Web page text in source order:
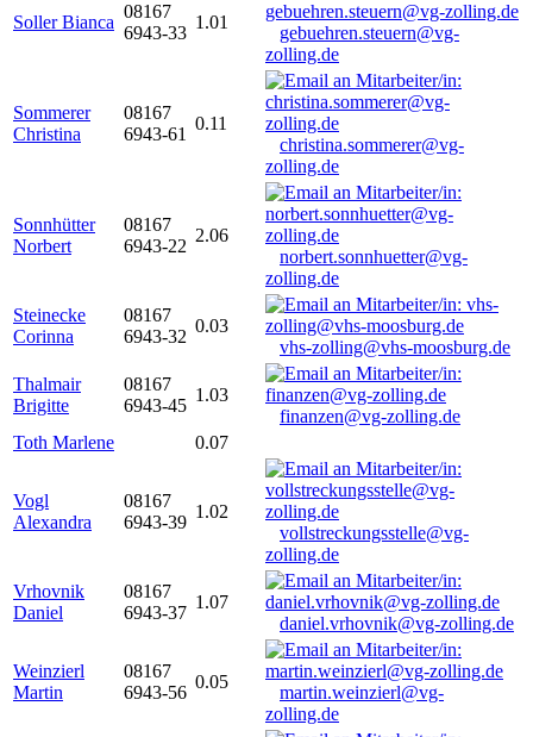
Soller Bianca
08167
6943-33
1.01
gebuehren.steuern@vg-
zolling.de
Sommerer
Christina
08167
6943-61
0.11
christina.sommerer@vg-
zolling.de
Sonnhütter
Norbert
08167
6943-22
2.06
norbert.sonnhuetter@vg-
zolling.de
Steinecke
Corinna
08167
6943-32
0.03
vhs-zolling@vhs-moosburg.de
Thalmair
Brigitte
08167
6943-45
1.03
finanzen@vg-zolling.de
Toth Marlene
0.07
Vogl
Alexandra
08167
6943-39
1.02
vollstreckungsstelle@vg-
zolling.de
Vrhovnik
Daniel
08167
6943-37
1.07
daniel.vrhovnik@vg-zolling.de
Weinzierl
Martin
08167
6943-56
0.05
martin.weinzierl@vg-
zolling.de